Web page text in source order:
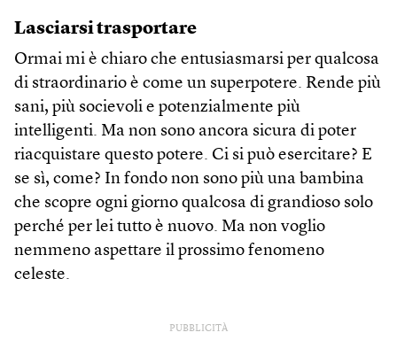
Lasciarsi trasportare
Ormai mi è chiaro che entusiasmarsi per qualcosa
di straordinario è come un superpotere. Rende più
sani, più socievoli e potenzialmente più
intelligenti. Ma non sono ancora sicura di poter
riacquistare questo potere. Ci si può esercitare? E
se sì, come? In fondo non sono più una bambina
che scopre ogni giorno qualcosa di grandioso solo
perché per lei tutto è nuovo. Ma non voglio
nemmeno aspettare il prossimo fenomeno
celeste.
PUBBLICITÀ